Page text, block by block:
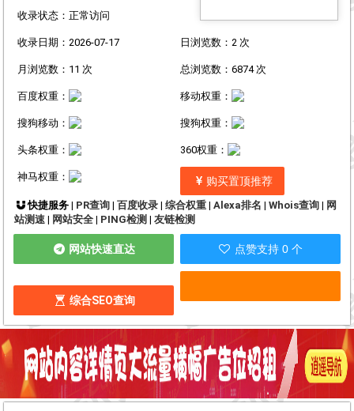
收录状态：正常访问
收录日期：2026-07-17 日浏览数：2 次
月浏览数：11 次 总浏览数：6874 次
百度权重： 移动权重：
搜狗移动： 搜狗权重：
头条权重： 360权重：
神马权重： 购买置顶推荐
快捷服务 | PR查询| 百度收录| 综合权重| Alexa排名 | Whois查询| 网
站测速 | 网站安全 | PING检测 | 友链检测
网站快速直达 点赞支持 0 个
综合SEO查询